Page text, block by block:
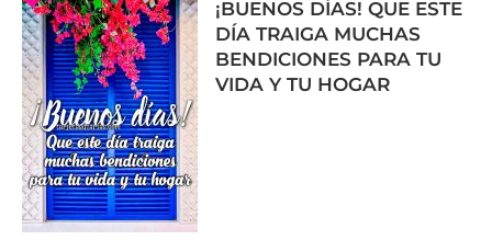
¡BUENOS DÍAS! QUE ESTE
DÍA TRAIGA MUCHAS
BENDICIONES PARA TU
VIDA Y TU HOGAR